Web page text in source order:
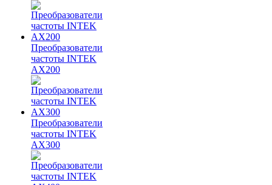
Преобразователи
частоты INTEK
AX200
Преобразователи
частоты INTEK
AX300